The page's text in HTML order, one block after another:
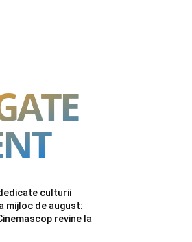
culturii
mijloc de august:
revine la